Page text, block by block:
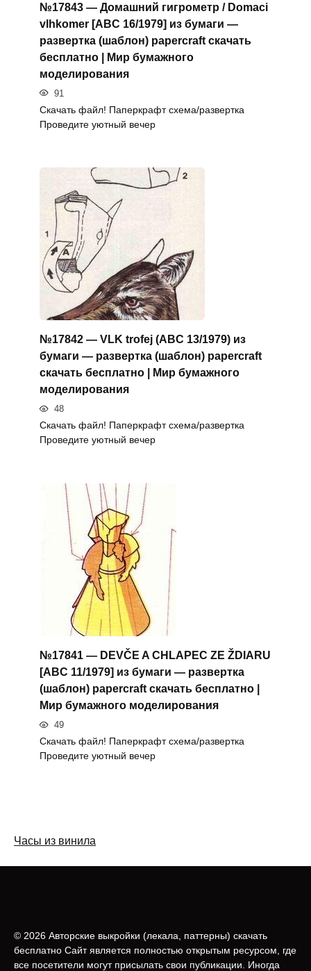
№17843 — Домашний гигрометр / Domaci
vlhkomer [ABC 16/1979] из бумаги —
развертка (шаблон) papercraft скачать
бесплатно | Мир бумажного
моделирования
91
Скачать файл! Паперкрафт схема/развертка
Проведите уютный вечер
№17842 — VLK trofej (ABC 13/1979) из
бумаги — развертка (шаблон) papercraft
скачать бесплатно | Мир бумажного
моделирования
48
Скачать файл! Паперкрафт схема/развертка
Проведите уютный вечер
№17841 — DEVČE A CHLAPEC ZE ŽDIARU
[ABC 11/1979] из бумаги — развертка
(шаблон) papercraft скачать бесплатно |
Мир бумажного моделирования
49
Скачать файл! Паперкрафт схема/развертка
Проведите уютный вечер
Часы из винила
© 2026 Авторские выкройки (лeкала, паттерны) скачать
бесплатно Сайт является полностью открытым ресурсом, где
все посетители могут присылать свои публикации. Иногда